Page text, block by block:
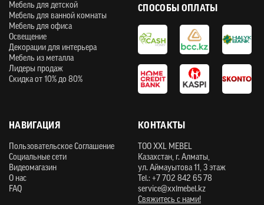
Мебель для детской
Мебель для ванной комнаты
Мебель для офиса
Освещение
Декорации для интерьера
Мебель из металла
Лидеры продаж
Скидка от 10% до 80%
НАВИГАЦИЯ
Пользовательское Соглашение
Социальные сети
Видеомагазин
О нас
FAQ
СПОСОБЫ ОПЛАТЫ
КОНТАКТЫ
ТOO XXL MEBEL
Казахстан, г. Алматы,
ул. Аймауытова 11, 3 этаж
Tel.: +7 702 842 65 78
service@xxlmebel.kz
Свяжитесь с нами!